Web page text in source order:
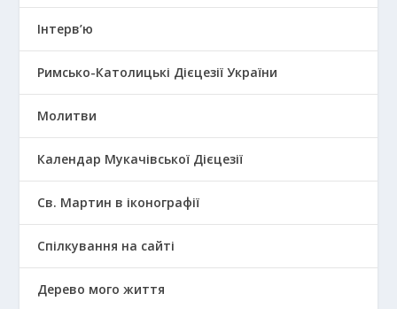
Інтерв’ю
Римсько-Католицькі Дієцезії України
Молитви
Календар Мукачівської Дієцезії
Св. Мартин в іконографії
Спілкування на сайті
Дерево мого життя